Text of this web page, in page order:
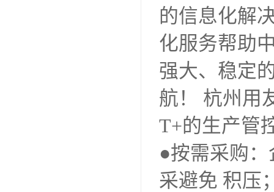
的信息化解
化服务帮助
强大、稳定
航！ 杭州用
T+的生产管
●按需采购
采避免 积压